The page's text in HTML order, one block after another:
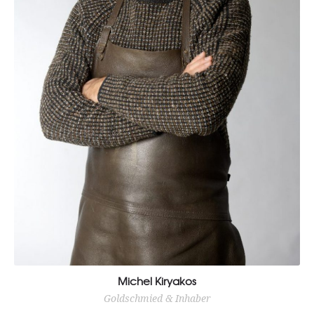
Michel Kiryakos
Goldschmied & Inhaber